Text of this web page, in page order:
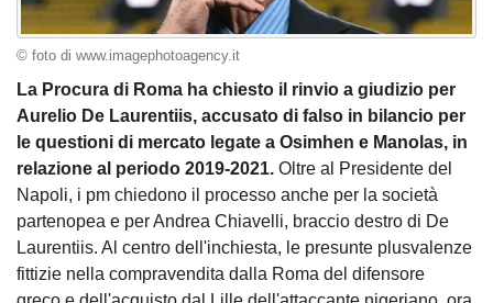
© foto di www.imagephotoagency.it
La Procura di Roma ha chiesto il rinvio a giudizio per
Aurelio De Laurentiis, accusato di falso in bilancio per
le questioni di mercato legate a Osimhen e Manolas, in
relazione al periodo 2019-2021. Oltre al Presidente del
Napoli, i pm chiedono il processo anche per la società
partenopea e per Andrea Chiavelli, braccio destro di De
Laurentiis. Al centro dell'inchiesta, le presunte plusvalenze
fittizie nella compravendita dalla Roma del difensore